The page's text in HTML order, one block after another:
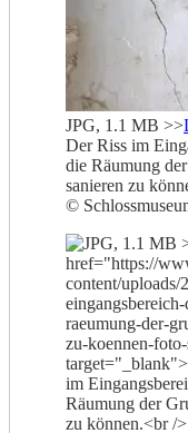
JPG, 1.1 MB >>
Der Riss im
die Räumung
sanieren zu
©